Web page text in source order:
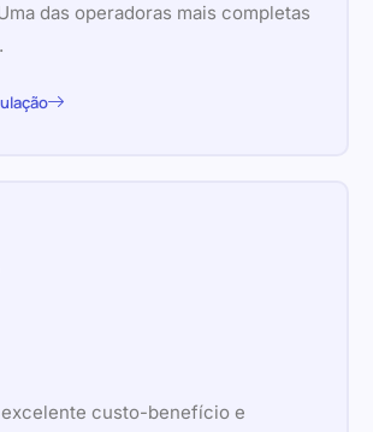
das operadoras mais completas
custo-benefício e